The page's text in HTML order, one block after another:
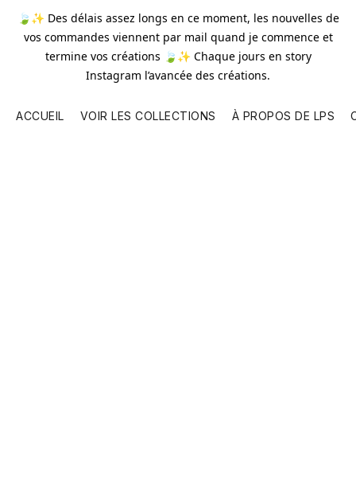
🍃✨ Des délais assez longs en ce moment, les nouvelles de
vos commandes viennent par mail quand je commence et
termine vos créations 🍃✨ Chaque jours en story
Instagram l’avancée des créations.
ACCUEIL VOIR LES COLLECTIONS À PROPOS DE LPS